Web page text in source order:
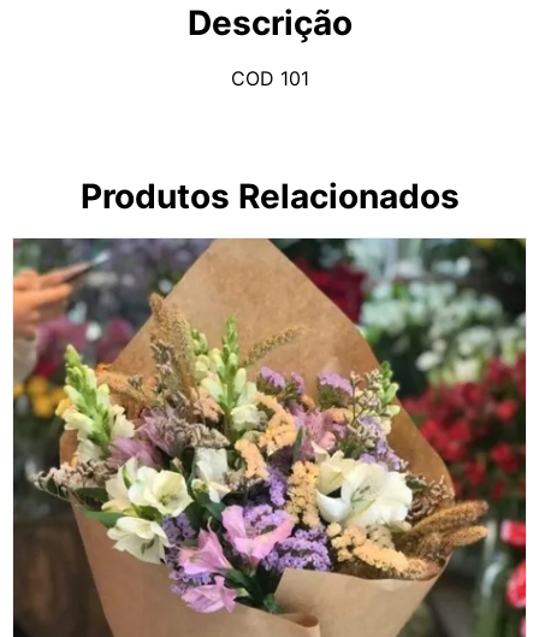
Descrição
COD 101
Produtos Relacionados